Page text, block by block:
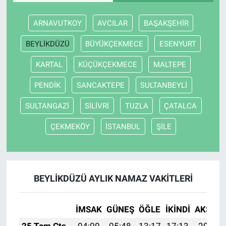
ARNAVUTKOY AVCILAR BAŞAKŞEHİR
BEYLİKDÜZÜ BÜYÜKÇEKMECE ESENYURT
KARTAL KÜÇÜKÇEKMECE MALTEPE
PENDİK SANCAKTEPE SULTANBEYLİ
SULTANGAZİ SİLİVRİ TUZLA ÇATALCA
ÇEKMEKÖY İSTANBUL ŞİLE
BEYLİKDÜZÜ AYLIK NAMAZ VAKITLERI
İMSAK GÜNEŞ ÖĞLE İKINDI AKŞAM